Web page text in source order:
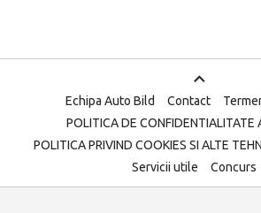
Echipa Auto Bild Contact
POLITICA DE CONFIDENTIALITATE
POLITICA PRIVIND COOKIES SI ALTE
Servicii utile
Concurs